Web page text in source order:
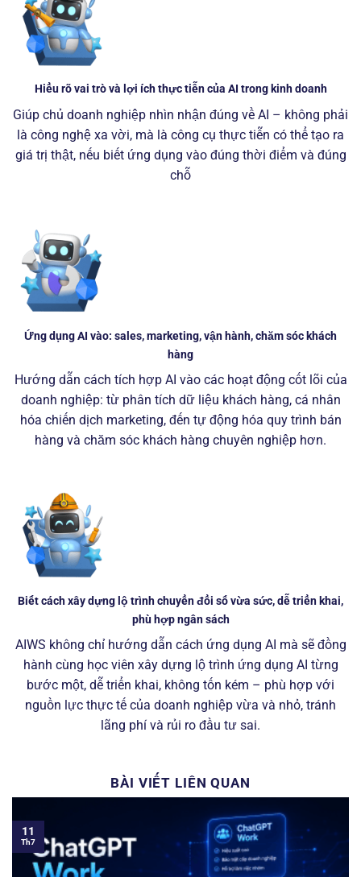
Hiểu rõ vai trò và lợi ích thực tiễn của AI trong kinh doanh
Giúp chủ doanh nghiệp nhìn nhận đúng về AI – không phải
là công nghệ xa vời, mà là công cụ thực tiễn có thể tạo ra
giá trị thật, nếu biết ứng dụng vào đúng thời điểm và đúng
chỗ
Ứng dụng AI vào: sales, marketing, vận hành, chăm sóc khách
hàng
Hướng dẫn cách tích hợp AI vào các hoạt động cốt lõi của
doanh nghiệp: từ phân tích dữ liệu khách hàng, cá nhân
hóa chiến dịch marketing, đến tự động hóa quy trình bán
hàng và chăm sóc khách hàng chuyên nghiệp hơn.
Biết cách xây dựng lộ trình chuyển đổi số vừa sức, dễ triển khai,
phù hợp ngân sách
AIWS không chỉ hướng dẫn cách ứng dụng AI mà sẽ đồng
hành cùng học viên xây dựng lộ trình ứng dụng AI từng
bước một, dễ triển khai, không tốn kém – phù hợp với
nguồn lực thực tế của doanh nghiệp vừa và nhỏ, tránh
lãng phí và rủi ro đầu tư sai.
BÀI VIẾT LIÊN QUAN
11
Th7